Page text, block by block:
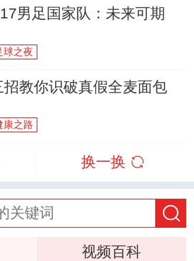
男足国家队：未来可期
球之夜
招教你识破真假全麦面包
康之路
换一换
视频百科